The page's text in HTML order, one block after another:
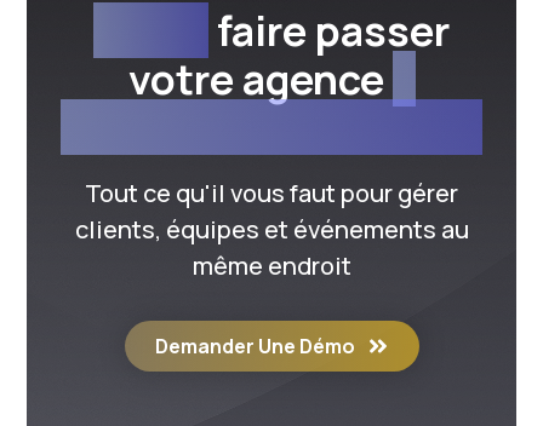
faire passer
votre agence
Tout ce qu'il vous faut pour gérer
clients, équipes et événements au
même endroit
Demander Une Démo